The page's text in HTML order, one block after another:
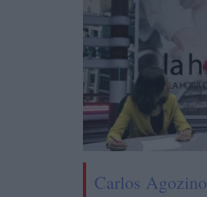
Carlos